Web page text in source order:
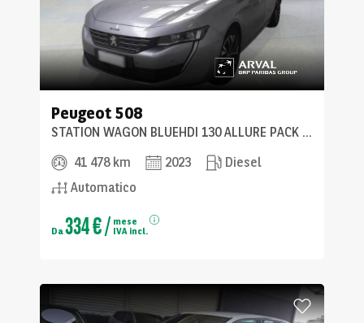
Peugeot 508
STATION WAGON BLUEHDI 130 ALLURE PACK SW SS EAT8
41 478 km
2023
Diesel
Automatico
Da334 €/ mese
IVA incl.